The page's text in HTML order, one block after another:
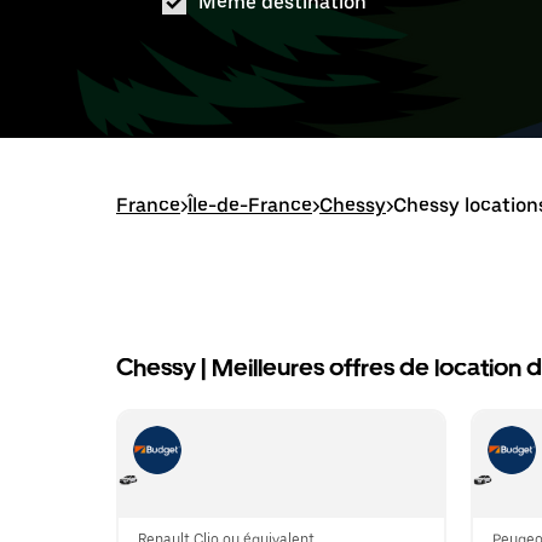
France>Île-de-France>Chessy>Chessy
Chessy | Meilleures offres de location